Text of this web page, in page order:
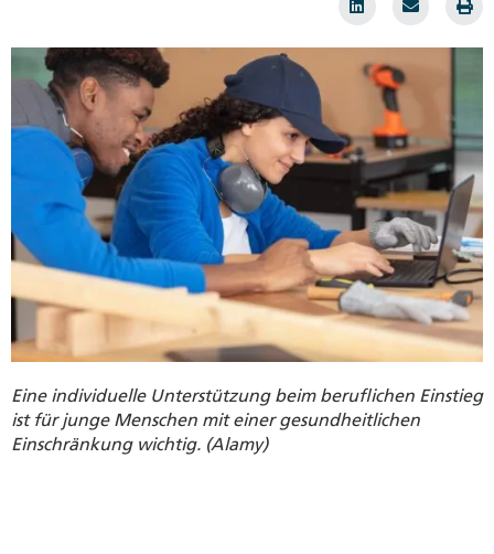
Eine individuelle Unterstützung beim beruflichen Einstieg
ist für junge Menschen mit einer gesundheitlichen
Einschränkung wichtig. (Alamy)